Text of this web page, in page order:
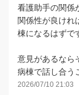
看護助手の関係
関係性が良けれ
棟になるはずで
意見があるなら
病棟で話し合う
2026/07/10 21:03